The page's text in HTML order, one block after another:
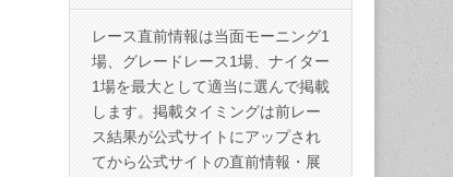
レース直前情報は当面モーニング1
場、グレードレース1場、ナイター
1場を最大として適当に選んで掲載
します。掲載タイミングは前レー
ス結果が公式サイトにアップされ
てから公式サイトの直前情報・展